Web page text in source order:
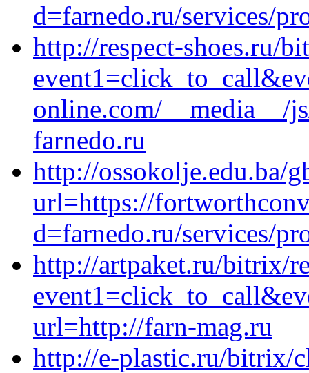
d=farnedo.ru/services/
http://respect-shoes.ru/
online.com/__media__/
farnedo.ru
http://ossokolje.edu.ba/
url=https://
d=farnedo.ru/services/
http://artpaket.ru/bitrix/
url=http://farn-mag.ru
http://e-plastic.ru/bitrix/